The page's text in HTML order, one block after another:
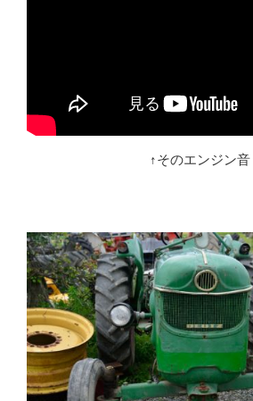
↑そのエンジン音